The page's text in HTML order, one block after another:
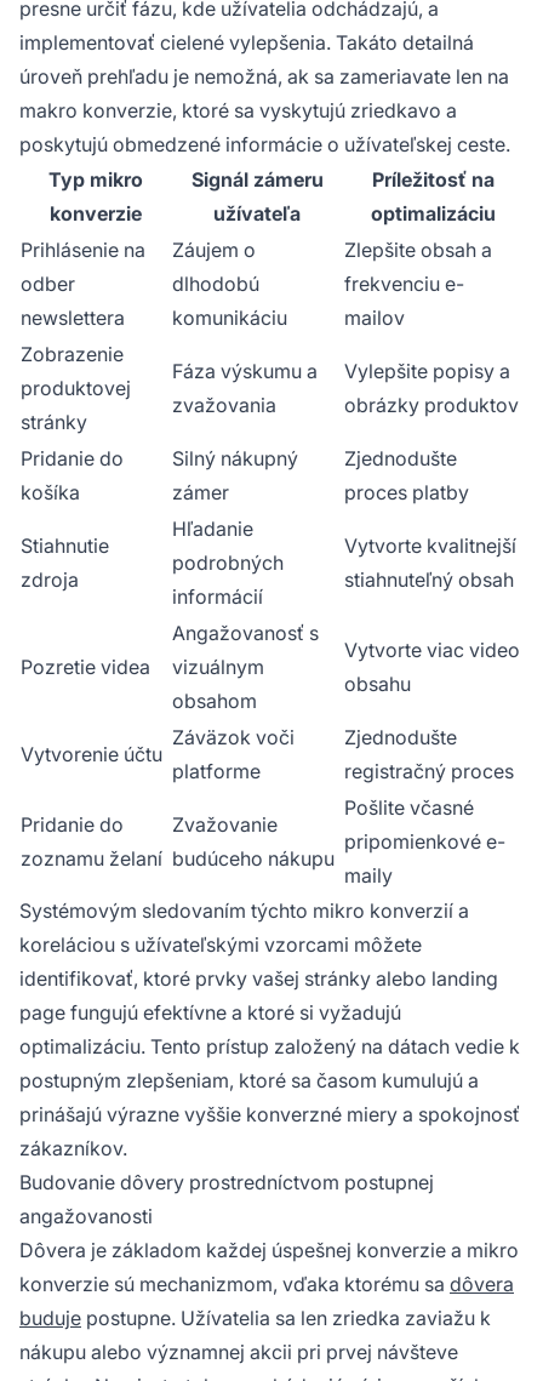
presne určiť fázu, kde užívatelia odchádzajú, a
implementovať cielené vylepšenia. Takáto detailná
úroveň prehľadu je nemožná, ak sa zameriavate len na
makro konverzie, ktoré sa vyskytujú zriedkavo a
poskytujú obmedzené informácie o užívateľskej ceste.
Typ mikro
konverzie
Signál zámeru
užívateľa
Príležitosť na
optimalizáciu
Prihlásenie na
odber
newslettera
Záujem o
dlhodobú
komunikáciu
Zlepšite obsah a
frekvenciu e-
mailov
Zobrazenie
produktovej
stránky
Fáza výskumu a
zvažovania
Vylepšite popisy a
obrázky produktov
Pridanie do
košíka
Silný nákupný
zámer
Zjednodušte
proces platby
Stiahnutie
zdroja
Hľadanie
podrobných
informácií
Vytvorte kvalitnejší
stiahnuteľný obsah
Pozretie videa
Angažovanosť s
vizuálnym
obsahom
Vytvorte viac video
obsahu
Vytvorenie účtu
Záväzok voči
platforme
Zjednodušte
registračný proces
Pridanie do
zoznamu želaní
Zvažovanie
budúceho nákupu
Pošlite včasné
pripomienkové e-
maily
Systémovým sledovaním týchto mikro konverzií a
koreláciou s užívateľskými vzorcami môžete
identifikovať, ktoré prvky vašej stránky alebo landing
page fungujú efektívne a ktoré si vyžadujú
optimalizáciu. Tento prístup založený na dátach vedie k
postupným zlepšeniam, ktoré sa časom kumulujú a
prinášajú výrazne vyššie konverzné miery a spokojnosť
zákazníkov.
Budovanie dôvery prostredníctvom postupnej
angažovanosti
Dôvera je základom každej úspešnej konverzie a mikro
konverzie sú mechanizmom, vďaka ktorému sa dôvera
buduje postupne. Užívatelia sa len zriedka zaviažu k
nákupu alebo významnej akcii pri prvej návšteve